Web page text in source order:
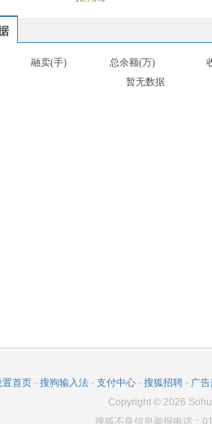
融卖(手) 总余额(万)
暂无数据
置首页 - 搜狗输入法 - 支付中心 - 搜狐招聘 - 广
Copyright © 2026
搜狐不良信息举报电话：